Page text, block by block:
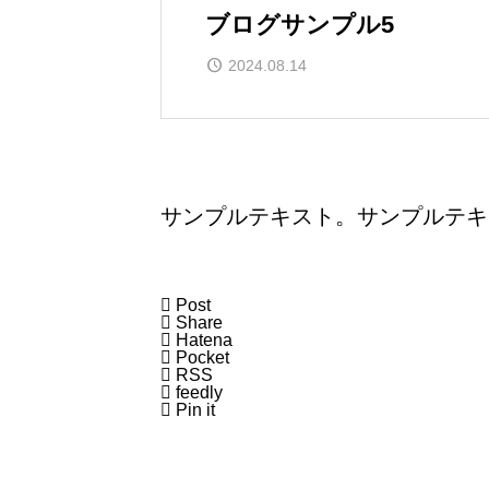
ブログサンプル5
2024.08.14
サンプルテキスト。サンプルテ
 Post
 Share
 Hatena
 Pocket
 RSS
 feedly
 Pin it